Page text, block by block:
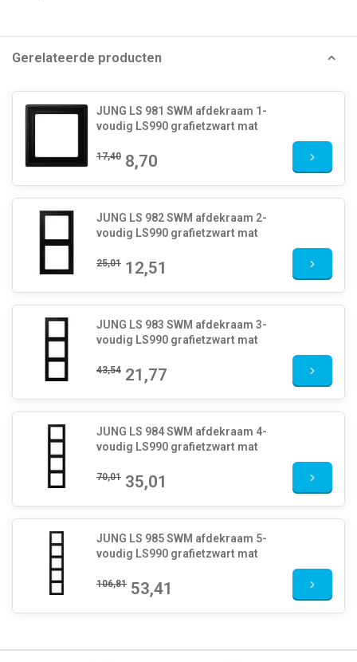
Gerelateerde producten
JUNG LS 981 SWM afdekraam 1-
voudig LS990 grafietzwart mat
17,40 8,70
JUNG LS 982 SWM afdekraam 2-
voudig LS990 grafietzwart mat
25,01 12,51
JUNG LS 983 SWM afdekraam 3-
voudig LS990 grafietzwart mat
43,54 21,77
JUNG LS 984 SWM afdekraam 4-
voudig LS990 grafietzwart mat
70,01 35,01
JUNG LS 985 SWM afdekraam 5-
voudig LS990 grafietzwart mat
106,81 53,41